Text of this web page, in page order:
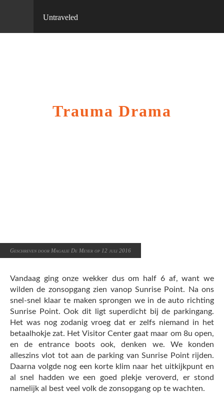
Untraveled
Trauma Drama
Geschreven door Magalie De Meyer op 12 juli 2016
Vandaag ging onze wekker dus om half 6 af, want we
wilden de zonsopgang zien vanop Sunrise Point. Na ons
snel-snel klaar te maken sprongen we in de auto richting
Sunrise Point. Ook dit ligt superdicht bij de parkingang.
Het was nog zodanig vroeg dat er zelfs niemand in het
betaalhokje zat. Het Visitor Center gaat maar om 8u open,
en de entrance boots ook, denken we. We konden
alleszins vlot tot aan de parking van Sunrise Point rijden.
Daarna volgde nog een korte klim naar het uitkijkpunt en
al snel hadden we een goed plekje veroverd, er stond
namelijk al best veel volk de zonsopgang op te wachten.